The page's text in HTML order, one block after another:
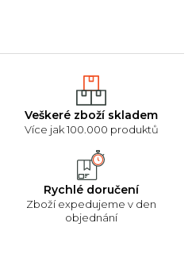
Veškeré zboží skladem
Více jak 100.000 produktů
Rychlé doručení
Zboží expedujeme v den
objednání